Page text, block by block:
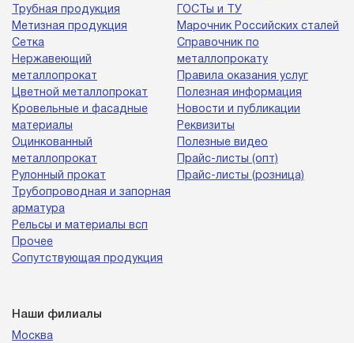
Трубная продукция
Метизная продукция
Сетка
Нержавеющий
металлопрокат
Цветной металлопрокат
Кровельные и фасадные
материалы
Оцинкованный
металлопрокат
Рулонный прокат
Трубопроводная и запорная
арматура
Рельсы и материалы всп
Прочее
Сопутствующая продукция
ГОСТы и ТУ
Марочник Российских сталей
Справочник по
металлопрокату
Правила оказания услуг
Полезная информация
Новости и публикации
Реквизиты
Полезные видео
Прайс-листы (опт)
Прайс-листы (розница)
Наши филиалы
Москва